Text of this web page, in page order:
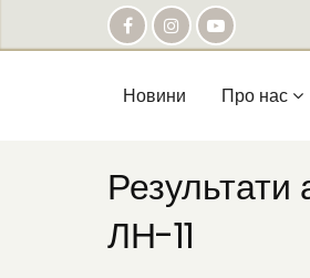
Main
Новини Про нас
Результати
ЛН-11